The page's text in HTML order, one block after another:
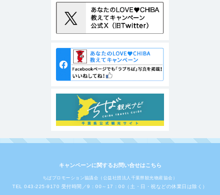
キャンペーンに関するお問い合せはこちら
ちばプロモーション協議会（公益社団法人千葉県観光物産協会）
TEL 043-225-9170 受付時間／9：00～17：00（土・日・祝などの休業日は除く）